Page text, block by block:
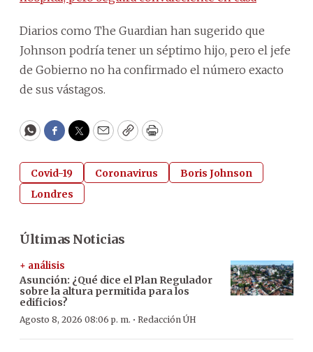
Diarios como The Guardian han sugerido que
Johnson podría tener un séptimo hijo, pero el jefe
de Gobierno no ha confirmado el número exacto
de sus vástagos.
WhatsApp
Facebook
Twitter
EmailCopyPrint
Covid-19 Coronavirus
Boris Johnson
Londres
Últimas Noticias
+ análisis
Asunción: ¿Qué dice el Plan Regulador
sobre la altura permitida para los
edificios?
Agosto 8, 2026 08:06 p. m. · Redacción ÚH